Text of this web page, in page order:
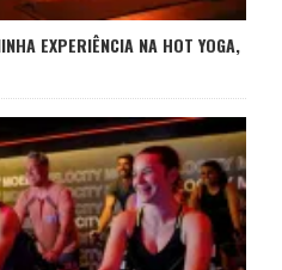
EXPERIÊNCIA NA HOT YOGA,